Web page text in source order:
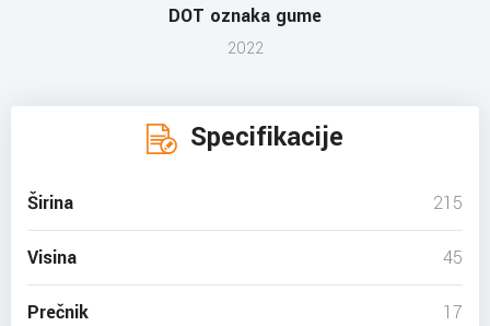
DOT oznaka gume
2022
Specifikacije
Širina 215
Visina 45
Prečnik 17